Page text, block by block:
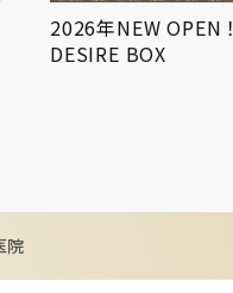
2026年NEW OPEN！
DESIRE BOX
院